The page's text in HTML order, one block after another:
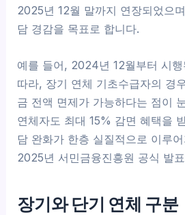
2025년 12월 말까지 연장되었으
담 경감을 목표로 합니다.
예를 들어, 2024년 12월부터 시
따라, 장기 연체 기초수급자의 경
금 전액 면제가 가능하다는 점이
연체자도 최대 15% 감면 혜택을
담 완화가 한층 실질적으로 이루
2025년 서민금융진흥원 공식 발
장기와 단기 연체 구분